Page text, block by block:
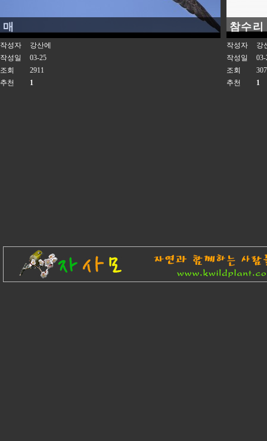
매
작성자
강산에
작성일
03-25
조회
2911
추천
1
참수리
작성자
강
작성일
03-
조회
추천
1